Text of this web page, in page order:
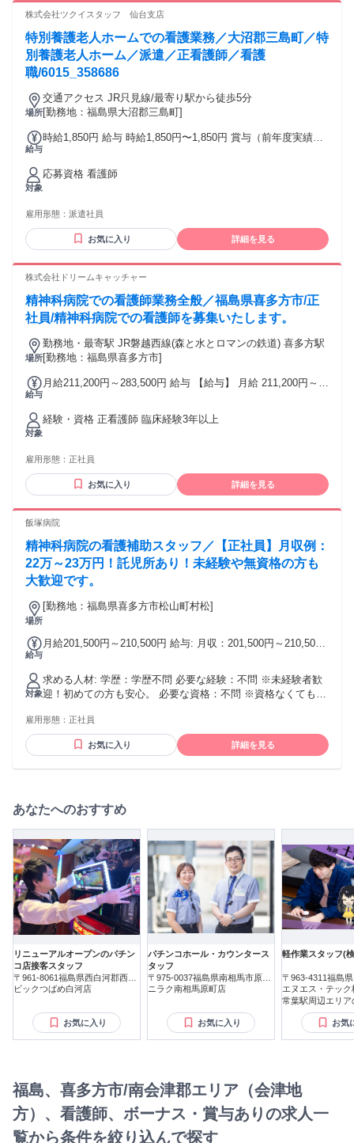
株式会社ツクイスタッフ 仙台支店
特別養護老人ホームでの看護業務／大沼郡三島町／特
別養護老人ホーム／派遣／正看護師／看護
職/6015_358686
場所
交通アクセス JR只見線/最寄り駅から徒歩5分
[勤務地：福島県大沼郡三島町]
給与
時給1,850円 給与 時給1,850円〜1,850円 賞与（前年度実績）:
日（支払い方法）: 月末締め・翌月15日支払い
対象
応募資格 看護師
雇用形態： 派遣社員
お気に入り 詳細を見る
株式会社ドリームキャッチャー
精神科病院での看護師業務全般／福島県喜多方市/正
社員/精神科病院での看護師を募集いたします。
場所
勤務地・最寄駅 JR磐越西線(森と水とロマンの鉄道) 喜多方駅
[勤務地：福島県喜多方市]
給与
月給211,200円～283,500円 給与 【給与】 月給 211,200円～
当 12,000円～12,000円 ・ベースアップ手当 12,500円～
12,500円 ・夜勤手当 3,500円/回 ■固定残業代 なし ■賞与 年2
円
対象
経験・資格 正看護師 臨床経験3年以上
雇用形態： 正社員
お気に入り 詳細を見る
飯塚病院
精神科病院の看護補助スタッフ／【正社員】月収例：
22万～23万円！託児所あり！未経験や無資格の方も
大歓迎です。
場所
[勤務地：福島県喜多方市松山町村松]
給与
月給201,500円～210,500円 給与: 月収：201,500円～210,500
アップ手当：15,000円 ・準夜勤・夜勤手当：21,000円 ※月7
程度で計算：1回当り3,500円 月収目安：220,000円～230,000
円 年収目安：310万円～330万円 ※残業等の各種手当て、賞与
を含む 〈その他手当等〉 ・賞与あり（年2回：計3.1ヶ月分）
・単身用社宅あり ・託児所あり ・交通費支給あり ・社会保
険完備 雇用期間：定め無し
対象
求める人材: 学歴：学歴不問 必要な経験：不問 ※未経験者歓
迎！初めての方も安心。 必要な資格：不問 ※資格なくても
雇用形態： 正社員
お気に入り 詳細を見る
あなたへのおすすめ
リニューアルオープンのパチン
コ店接客スタッフ
〒961-8061福島県西白河郡西郷
村
ビックつばめ白河店
お気に入り
パチンコホール・カウンタース
タッフ
〒975-0037福島県南相馬市原町
区北原
ニラク南相馬原町店
お気に入り
軽作業スタッフ(
〒963-4311福島
エヌエス・テッ
常葉駅周辺エリア
お気
福島、喜多方市/南会津郡エリア（会津地
方）、看護師、ボーナス・賞与ありの求人一
覧から条件を絞り込んで探す